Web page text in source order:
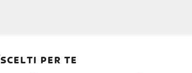
SCELTI PER TE